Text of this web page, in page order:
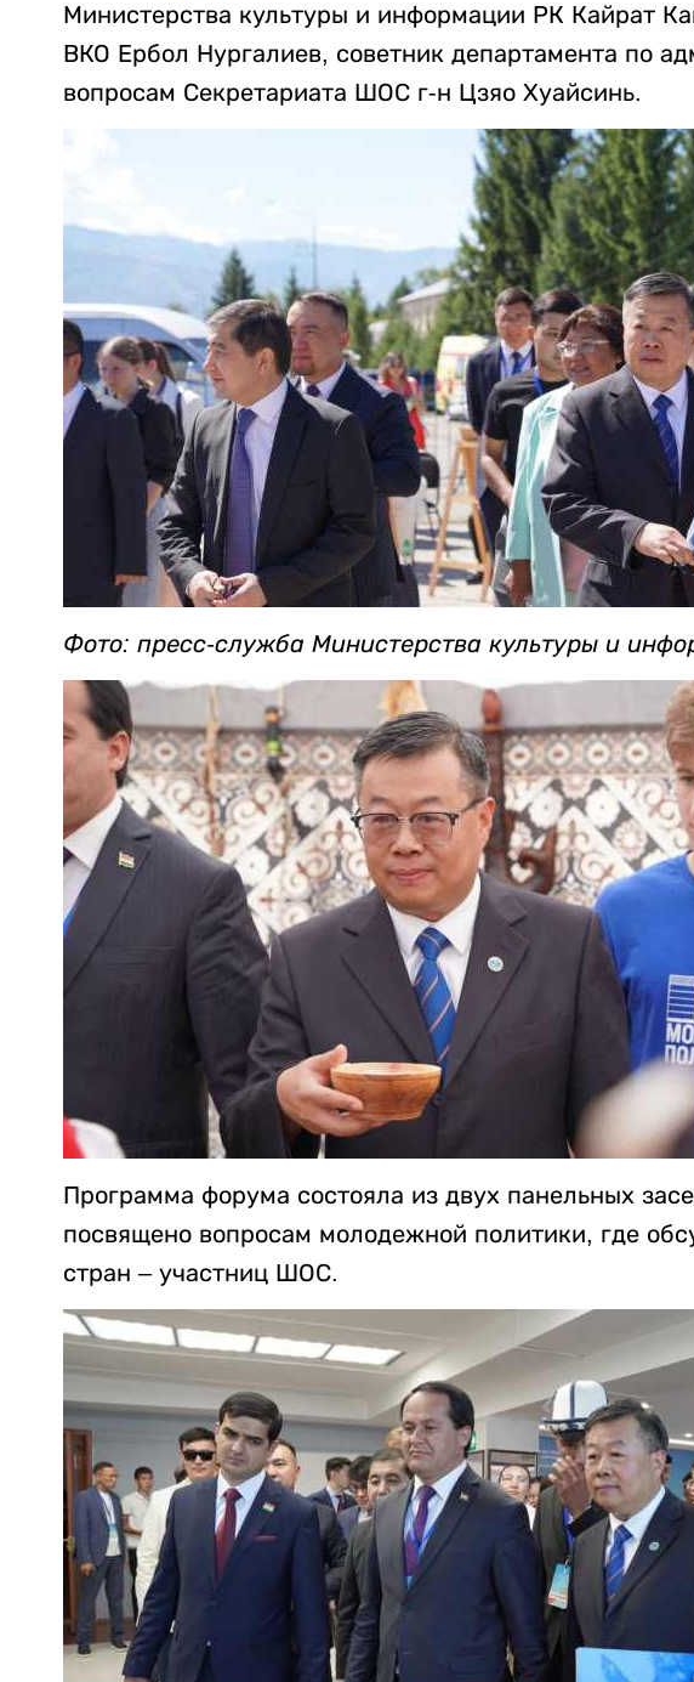
Министерства культуры и информации РК Кайрат
ВКО Ербол Нургалиев, советник департамента по
вопросам Секретариата ШОС г-н Цзяо Хуайсинь.
Фото: пресс-служба Министерства культуры и
Программа форума состояла из двух панельных
посвящено вопросам молодежной политики, где
стран – участниц ШОС.